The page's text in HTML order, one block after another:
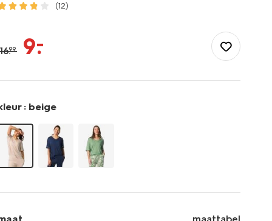
(12)
strepen-
16.99 9.
–
: beige